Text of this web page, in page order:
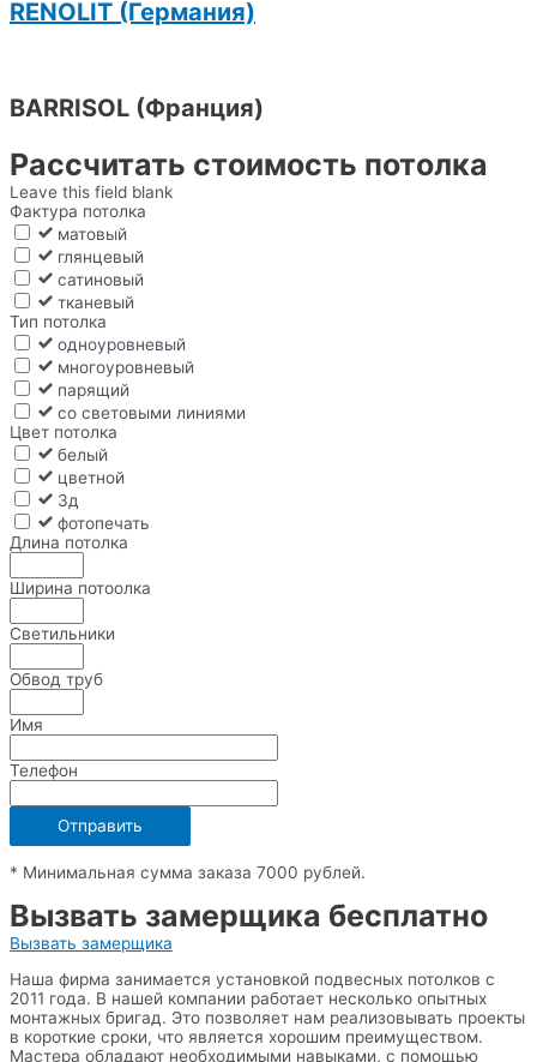
RENOLIT (Германия)
BARRISOL (Франция)
Рассчитать стоимость потолка
Leave this field blank
Фактура потолка
матовый
глянцевый
сатиновый
тканевый
Тип потолка
одноуровневый
многоуровневый
парящий
со световыми линиями
Цвет потолка
белый
цветной
3д
фотопечать
Длина потолка
Ширина потоолка
Светильники
Обвод труб
Имя
Телефон
* Минимальная сумма заказа 7000 рублей.
Вызвать замерщика бесплатно
Вызвать замерщика
Наша фирма занимается установкой подвесных потолков с
2011 года. В нашей компании работает несколько опытных
монтажных бригад. Это позволяет нам реализовывать проекты
в короткие сроки, что является хорошим преимуществом.
Мастера обладают необходимыми навыками, с помощью